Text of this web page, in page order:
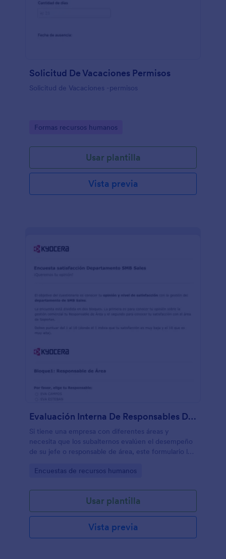
Solicitud De Vacaciones Permisos
Solicitud de Vacaciones -permisos
Go to Category:
Formas recursos humanos
Usar plantilla
Vista previa
Evaluación Interna De Responsables De Área
Si tiene una empresa con diferentes áreas y
necesita que los subalternos evalúen el desempeño
de su jefe o responsable de área, este formulario le
Go to Category:
Encuestas de recursos humanos
Usar plantilla
Vista previa